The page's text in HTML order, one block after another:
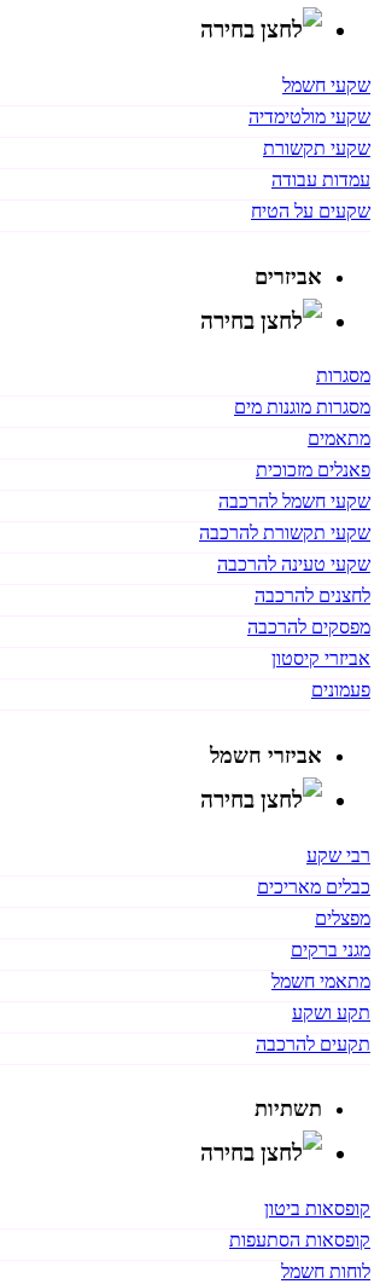
שקעי חשמל
שקעי מולטימדיה
שקעי תקשורת
עמדות עבודה
שקעים על הטיח
אביזרים
מסגרות
מסגרות מוגנות מים
מתאמים
פאנלים מזכוכית
שקעי חשמל להרכבה
שקעי תקשורת להרכבה
שקעי טעינה להרכבה
לחצנים להרכבה
מפסקים להרכבה
אביזרי קיסטון
פעמונים
אביזרי חשמל
רבי שקע
כבלים מאריכים
מפצלים
מגני ברקים
מתאמי חשמל
תקע ושקע
תקעים להרכבה
תשתיות
קופסאות ביטון
קופסאות הסתעפות
לוחות חשמל